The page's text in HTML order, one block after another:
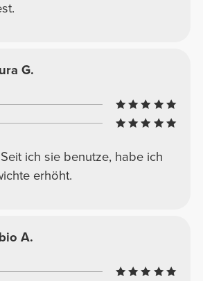
G.
ich sie benutze, habe ich
erhöht.
A.